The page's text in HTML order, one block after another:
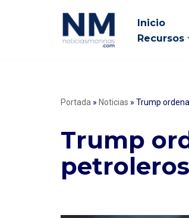
Inicio
Recursos
Portada » Noticias » Trump
Trump